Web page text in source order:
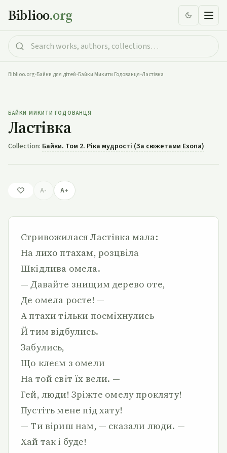
Biblioo.org
Biblioo.org•Байки для дітей•Байки Микити Годованця•Ластівка
БАЙКИ МИКИТИ ГОДОВАНЦЯ
Ластівка
Collection: Байки. Том 2. Ріка мудрості (За сюжетами Езопа)
A- A+
Стривожилася Ластівка мала:
На лихо птахам, розцвіла
Шкідлива омела.
— Давайте знищим дерево оте,
Де омела росте! —
А птахи тільки посміхнулись
Й тим відбулись.
Забулись,
Що клеєм з омели
На той світ їх вели. —
Гей, люди! Зріжте омелу прокляту!
Пустіть мене під хату!
— Ти віриш нам, — сказали люди. —
Хай так і буде!